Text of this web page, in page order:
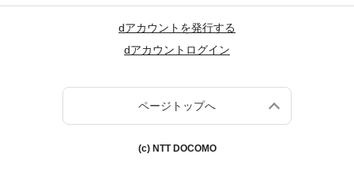
dアカウントを発行する
dアカウントログイン
ページトップへ
(c) NTT DOCOMO